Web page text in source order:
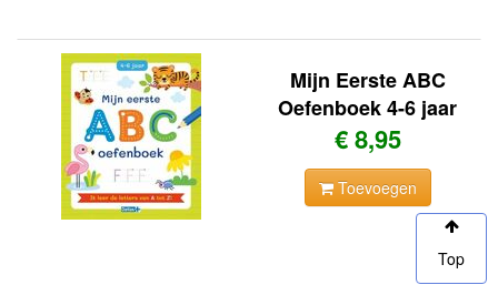
Mijn Eerste ABC
Oefenboek 4-6 jaar
€ 8,95
Toevoegen
Top